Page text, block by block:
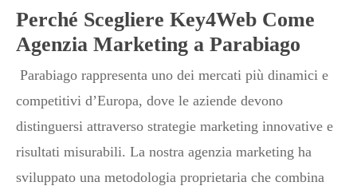
Perché Scegliere Key4Web Come
Agenzia Marketing a Parabiago
Parabiago rappresenta uno dei mercati più dinamici e
competitivi d’Europa, dove le aziende devono
distinguersi attraverso strategie marketing innovative e
risultati misurabili. La nostra agenzia marketing ha
sviluppato una metodologia proprietaria che combina